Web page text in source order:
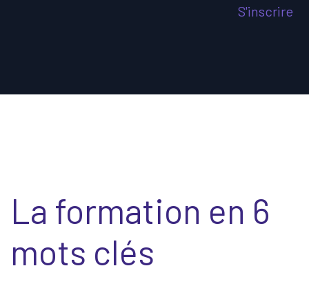
S'inscrire
La formation en 6
mots clés